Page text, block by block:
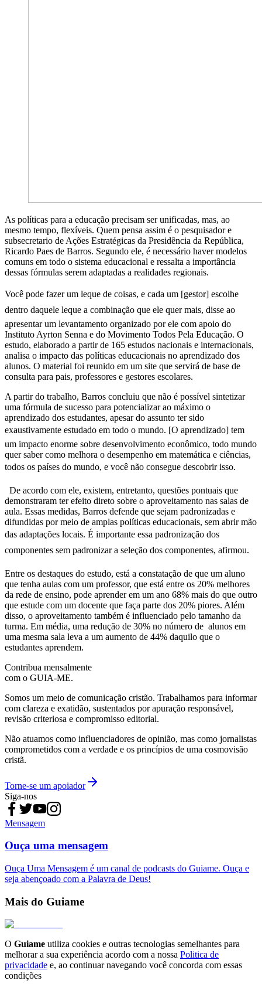
As políticas para a educação precisam ser unificadas, mas, ao
mesmo tempo, flexíveis. Quem pensa assim é o pesquisador e
subsecretario de Ações Estratégicas da Presidência da República,
Ricardo Paes de Barros. Segundo ele, é necessário haver modelos
comuns em todo o sistema educacional e ressalta a importância
dessas fórmulas serem adaptadas a realidades regionais.
Você pode fazer um leque de coisas, e cada um [gestor] escolhe
dentro daquele leque a combinação que ele quer mais, disse ao
apresentar um levantamento organizado por ele com apoio do
Instituto Ayrton Senna e do Movimento Todos Pela Educação. O
estudo, elaborado a partir de 165 estudos nacionais e internacionais,
analisa o impacto das políticas educacionais no aprendizado dos
alunos. O material foi reunido em um site que servirá de base de
consulta para pais, professores e gestores escolares.
A partir do trabalho, Barros concluiu que não é possível sintetizar
uma fórmula de sucesso para potencializar ao máximo o
aprendizado dos estudantes, apesar do assunto ter sido
exaustivamente estudado em todo o mundo. [O aprendizado] tem
um impacto enorme sobre desenvolvimento econômico, todo mundo
quer saber como melhora o desempenho em matemática e ciências,
todos os países do mundo, e você não consegue descobrir isso.
De acordo com ele, existem, entretanto, questões pontuais que
demonstraram ter efeito direto sobre o aproveitamento nas salas de
aula. Essas medidas, Barros defende que sejam padronizadas e
difundidas por meio de amplas políticas educacionais, sem abrir mão
das adaptações locais. É importante essa padronização dos
componentes sem padronizar a seleção dos componentes, afirmou.
Entre os destaques do estudo, está a constatação de que um aluno
que tenha aulas com um professor, que está entre os 20% melhores
da rede de ensino, pode aprender em um ano 68% mais do que outro
que estude com um docente que faça parte dos 20% piores. Além
disso, o aproveitamento também é influenciado pelo tamanho da
turma. Em média, uma redução de 30% no número de alunos em
uma mesma sala leva a um aumento de 44% daquilo que o
estudantes aprendem.
Contribua mensalmente
com o GUIA-ME.
Somos um meio de comunicação cristão. Trabalhamos para informar
com clareza e exatidão, sustentados por apuração responsável,
revisão criteriosa e compromisso editorial.
Não atuamos como influenciadores de opinião, mas como jornalistas
comprometidos com a verdade e os princípios de uma cosmovisão
cristã.
Torne-se um apoiador
Siga-nos
Mensagem
Ouça uma mensagem
Ouça Uma Mensagem é um canal de podcasts do Guiame. Ouça e
seja abençoado com a Palavra de Deus!
Mais do Guiame
O Guiame utiliza cookies e outras tecnologias semelhantes para
melhorar a sua experiência acordo com a nossa Politica de
privacidade e, ao continuar navegando você concorda com essas
condições